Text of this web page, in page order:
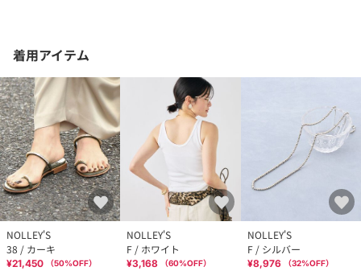
着用アイテム
NOLLEY'S
38 / カーキ
¥21,450 （50%OFF）
NOLLEY'S
F / ホワイト
¥3,168 （60%OFF）
NOLLEY'S
F / シルバー
¥8,976 （32%OFF）